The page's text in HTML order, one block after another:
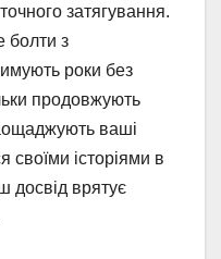
затягування.
болти з
роки без
продовжують
ваші
своїми історіями в
досвід врятує